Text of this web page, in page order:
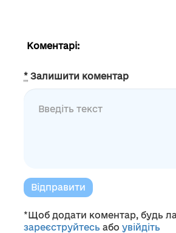
Коментарі:
* Залишити коментар
Відправити
*Щоб додати коментар, будь
зареєструйтесь або увійдіть